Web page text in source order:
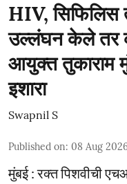
HIV, सिफिलिस
उल्लंघन केले तर
आयुक्त तुकाराम
इशारा
Swapnil S
Published on: 08 Aug
मुंबई : रक्त पिशवीची